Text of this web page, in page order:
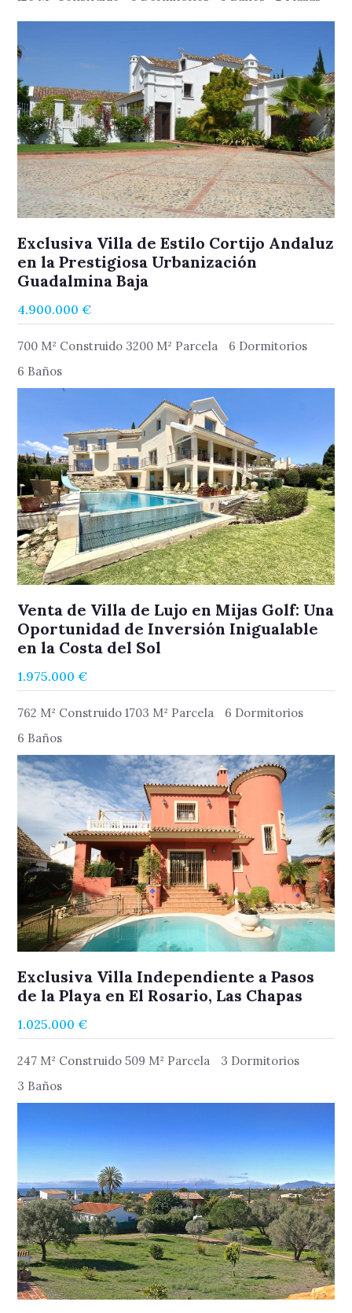
Exclusiva Villa de Estilo Cortijo Andaluz
en la Prestigiosa Urbanización
Guadalmina Baja
4.900.000 €
700 M² Construido 3200 M² Parcela
6 Dormitorios
6 Baños
Venta de Villa de Lujo en Mijas Golf: Una
Oportunidad de Inversión Inigualable
en la Costa del Sol
1.975.000 €
762 M² Construido 1703 M² Parcela
6 Dormitorios
6 Baños
Exclusiva Villa Independiente a Pasos
de la Playa en El Rosario, Las Chapas
1.025.000 €
247 M² Construido 509 M² Parcela
3 Dormitorios
3 Baños
He leído y acepto los términos y Condiciones